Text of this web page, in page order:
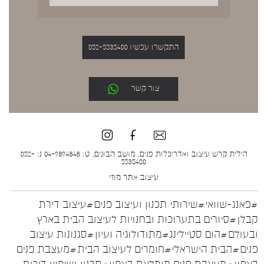
התקשרו עכשיו 052-5535400
צור קשר
הילית קרש עיצוב ואדריכלות פנים, מושב הבונים, ט: 04-9894848 נ: 052-
5535400
עיצוב אתר מוזי
#פאנג-שוואי#שירותי תכנון ועיצוב פנים#עיצוב דירת
קבלן #סיורים בתערוכות ובחנויות לעיצוב הבית בארץ
ובעולם#הום סטיילינג#מתודולוגיה ועיון #סגנונות עיצוב
פנים#הבית הישראלי#חומרים לעיצוב הבית#מעצבת פנים